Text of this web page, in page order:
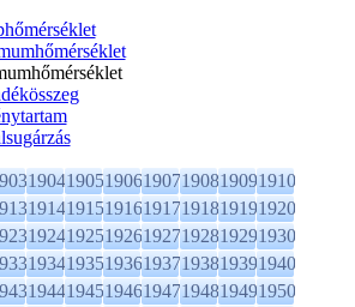
1904190519061907190819091910
1914191519161917191819191920
1924192519261927192819291930
1934193519361937193819391940
1944194519461947194819491950